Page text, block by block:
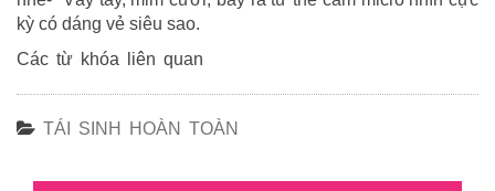
kỳ có dáng vẻ siêu sao.
Các từ khóa liên quan
TÁI SINH HOÀN TOÀN